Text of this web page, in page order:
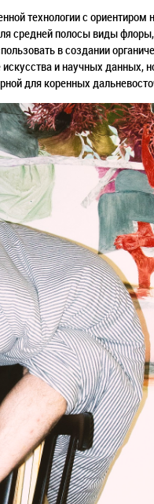
технологии с ориентиром
средней полосы виды
в создании
и научных данных,
для коренных